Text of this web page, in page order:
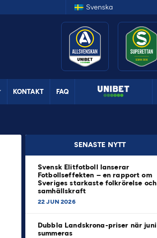
Svenska
KONTAKT FAQ
SENASTE NYTT
Svensk Elitfotboll lanserar
Fotbollseffekten – en rapport om
Sveriges starkaste folkrörelse och
samhällskraft
22 JUN 2026
Dubbla Landskrona-priser när juni
summeras